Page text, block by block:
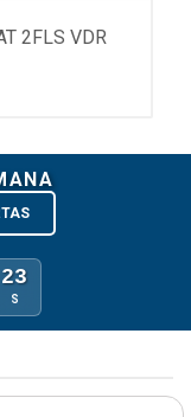
2FLS VDR
23
S